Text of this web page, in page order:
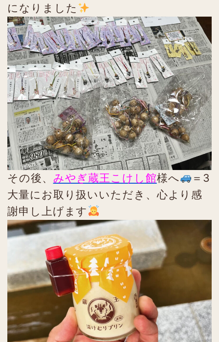
になりました
その後、 みやぎ蔵王こけし館様へ
＝3
大量にお取り扱いいただき、心より感
謝申し上げます